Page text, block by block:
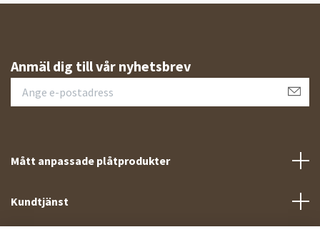
Anmäl dig till vår nyhetsbrev
Mått anpassade plåtprodukter
Kundtjänst